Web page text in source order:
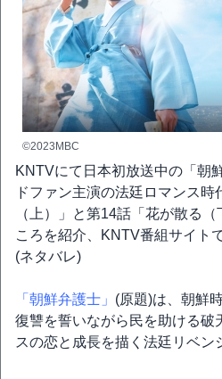
©2023MBC
KNTVにて日本初放送中の「朝
ドファン主演の法廷ロマンス時
（上）」と第14話「花が散る
ころを紹介、KNTV番組サイト
(ネタバレ)
「朝鮮弁護士」 (原題)は、朝鮮
復讐を誓いながら民を助ける破
スの恋と成長を描く法廷リベン